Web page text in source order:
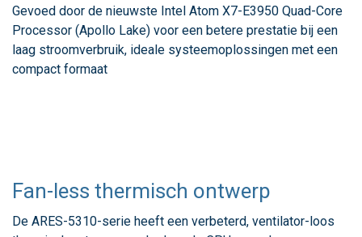
Gevoed door de nieuwste Intel Atom X7-E3950 Quad-Core
Processor (Apollo Lake) voor een betere prestatie bij een
laag stroomverbruik, ideale systeemoplossingen met een
compact formaat
Fan-less thermisch ontwerp
De ARES-5310-serie heeft een verbeterd, ventilator-loos